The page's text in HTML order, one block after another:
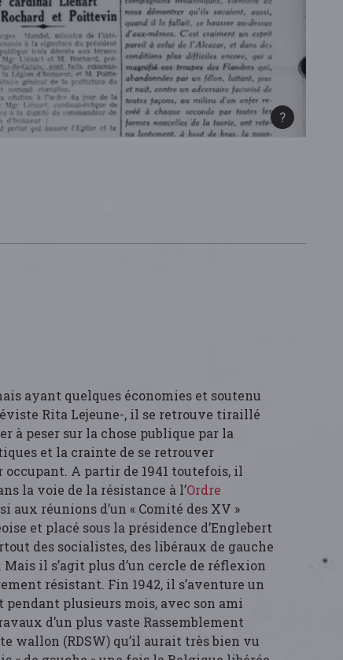
ayant quelques économies et soutenu
Rita Lejeune-, il se retrouve tiraillé
à peser sur la chose publique par la
et la crainte de se retrouver
A partir de 1941 toutefois, il
la voie de la résistance à l’Ordre
aux réunions d’un « Comité des XV »
et placé sous la présidence d’Englebert
des socialistes, des libéraux de gauche
il s’agit plus d’un cercle de réflexion
résistant. Fin 1942, il s’aventure un
plusieurs mois, avec son ami
d’un plus vaste Rassemblement
wallon (RDSW) qu’il aurait très bien vu